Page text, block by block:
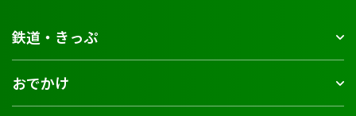
鉄道・きっぷ
おでかけ